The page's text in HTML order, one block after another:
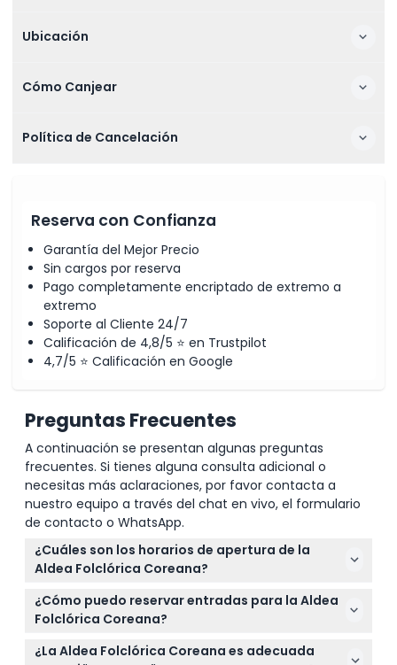
Ubicación
Cómo Canjear
Política de Cancelación
Reserva con Confianza
Garantía del Mejor Precio
Sin cargos por reserva
Pago completamente encriptado de extremo a
extremo
Soporte al Cliente 24/7
Calificación de 4,8/5 ⭐ en Trustpilot
4,7/5 ⭐ Calificación en Google
Preguntas Frecuentes
A continuación se presentan algunas preguntas
frecuentes. Si tienes alguna consulta adicional o
necesitas más aclaraciones, por favor contacta a
nuestro equipo a través del chat en vivo, el formulario
de contacto o WhatsApp.
¿Cuáles son los horarios de apertura de la
Aldea Folclórica Coreana?
La Aldea Folclórica Coreana está abierta todos los
días desde las 10:00 AM, cerrando a las 6:00 PM de
semana (sujeto a cambios — por favor confirme al
¿Cómo puedo reservar entradas para la Aldea
Folclórica Coreana?
Puedes reservar fácilmente tus entradas en línea
aquí mismo en este sitio web, asegurando tu lugar
¿La Aldea Folclórica Coreana es adecuada